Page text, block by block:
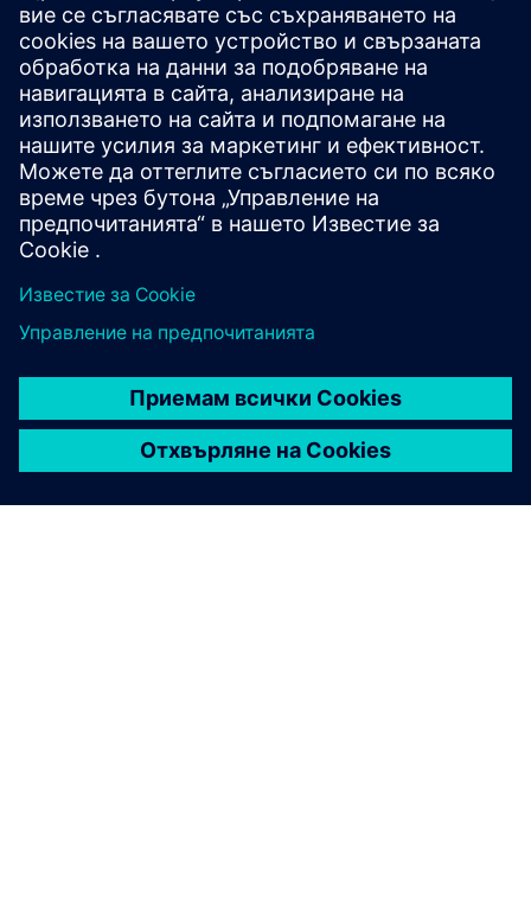
Допълнителна информация и
ресурси
Софтуерно базирано подобряване на точността на 5-
осните металорежещи машини
Степени на свобода в производството на турбини
Брошура за квалификация на машината IBS
Сравнение на безжичната сонда Trinity